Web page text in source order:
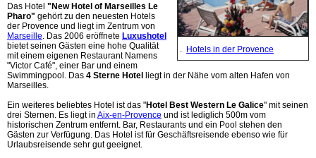
Hotels in der Provence
Das Hotel "New Hotel of Marseilles Le
Pharo" gehört zu den neuesten Hotels
der Provence und liegt im Zentrum von
Marseille . Das 2006 eröffnete Luxushotel
bietet seinen Gästen eine hohe Qualität
mit einem eigenen Restaurant Namens
"Victor Café", einer Bar und einem
Swimmingpool. Das 4 Sterne Hotel liegt in der Nähe vom alten Hafen von
Marseilles.
Ein weiteres beliebtes Hotel ist das "Hotel Best Western Le Galice" mit seinen
drei Sternen. Es liegt in Aix-en-Provence und ist lediglich 500m vom
historischen Zentrum entfernt. Bar, Restaurants und ein Pool stehen den
Gästen zur Verfügung. Das Hotel ist für Geschäftsreisende ebenso wie für
Urlaubsreisende sehr gut geeignet.